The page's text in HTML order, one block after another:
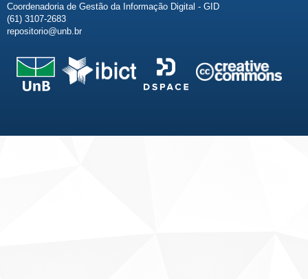
Coordenadoria de Gestão da Informação Digital - GID
(61) 3107-2683
repositorio@unb.br